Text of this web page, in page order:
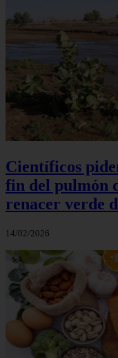
Científicos
fin del pulmón
renacer verde
14/02/2026